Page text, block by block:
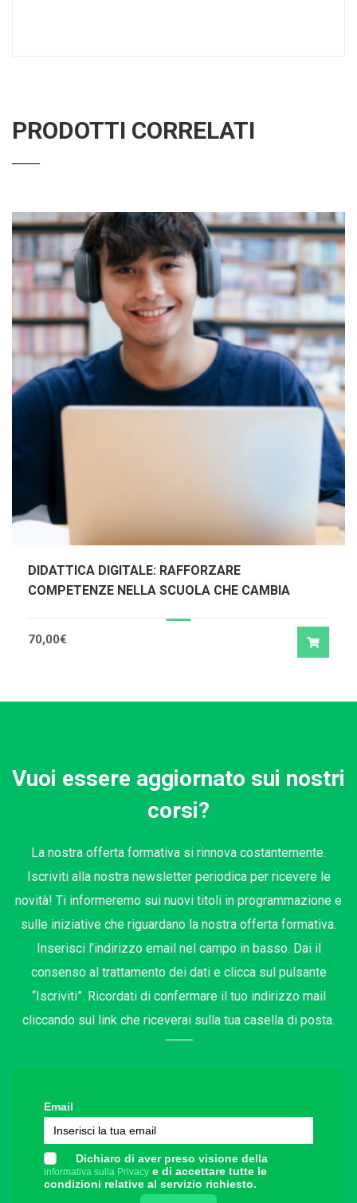
PRODOTTI CORRELATI
DIDATTICA DIGITALE: RAFFORZARE
COMPETENZE NELLA SCUOLA CHE CAMBIA
70,00€
Vuoi essere aggiornato sui nostri
corsi?
La nostra offerta formativa si rinnova costantemente.
Iscriviti alla nostra newsletter periodica per ricevere le
novità! Ti informeremo sui nuovi titoli in programmazione e
sulle iniziative che riguardano la nostra offerta formativa.
Inserisci l’indirizzo email nel campo in basso. Dai il
consenso al trattamento dei dati e clicca sul pulsante
“Iscriviti”. Ricordati di confermare il tuo indirizzo mail
cliccando sul link che riceverai sulla tua casella di posta.
Email
Dichiaro di aver preso visione della
informativa sulla Privacy e di accettare tutte le
condizioni relative al servizio richiesto.